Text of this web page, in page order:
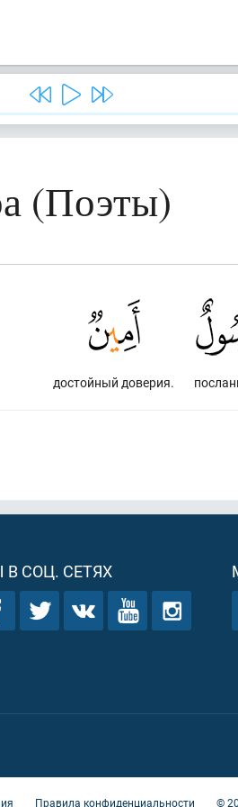
(Поэты)
достойный доверия.
СОЦ. СЕТЯХ
Правила конфиденциальности ©